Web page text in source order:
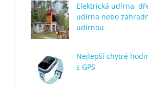
Elektrická udírna,
udírna nebo
udírnou
Nejlepší chytré
s GPS